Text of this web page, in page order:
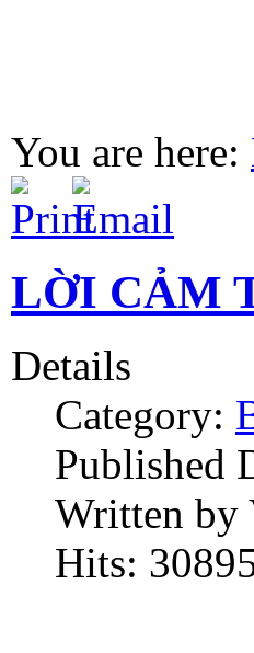
You are here:
LỜI CẢM
Details
Category:
Published
Written by
Hits: